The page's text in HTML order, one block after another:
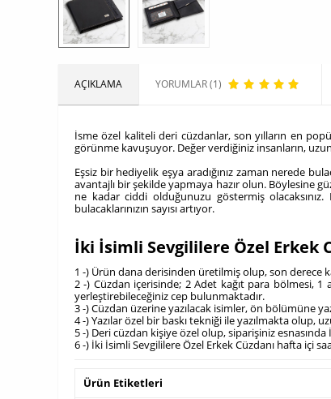
AÇIKLAMA YORUMLAR (1)
İsme özel kaliteli deri cüzdanlar, son yılların en
görünme kavuşuyor. Değer verdiğiniz insanların,
Eşsiz bir hediyelik eşya aradığınız zaman nerede
avantajlı bir şekilde yapmaya hazır olun. Böylesine
ne kadar ciddi olduğunuzu göstermiş
bulacaklarınızın sayısı artıyor.
İki İsimli Sevgililere Özel Erkek
1 -) Ürün dana derisinden üretilmiş olup, son derece
2 -) Cüzdan içerisinde; 2 Adet kağıt para bölmesi,
yerleştirebileceğiniz cep bulunmaktadır.
3 -) Cüzdan üzerine yazılacak isimler, ön bölümüne
4 -) Yazılar özel bir baskı tekniği ile yazılmakta olup,
5 -) Deri cüzdan kişiye özel olup, siparişiniz
6 -) İki İsimli Sevgililere Özel Erkek Cüzdanı hafta içi
Ürün Etiketleri